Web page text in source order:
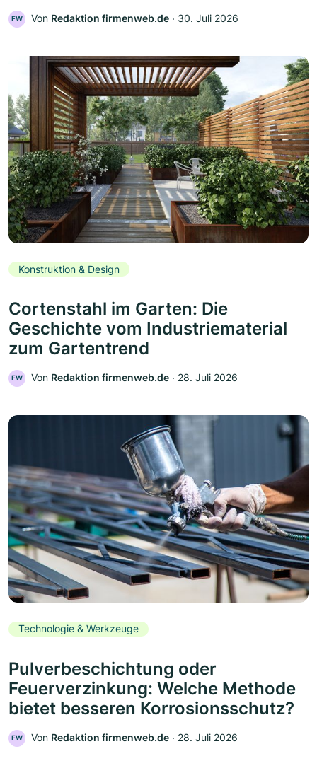
FW Von Redaktion firmenweb.de ‧ 30. Juli 2026
Konstruktion & Design
Cortenstahl im Garten: Die
Geschichte vom Industriematerial
zum Gartentrend
FW Von Redaktion firmenweb.de ‧ 28. Juli 2026
Technologie & Werkzeuge
Pulverbeschichtung oder
Feuerverzinkung: Welche Methode
bietet besseren Korrosionsschutz?
FW Von Redaktion firmenweb.de ‧ 28. Juli 2026